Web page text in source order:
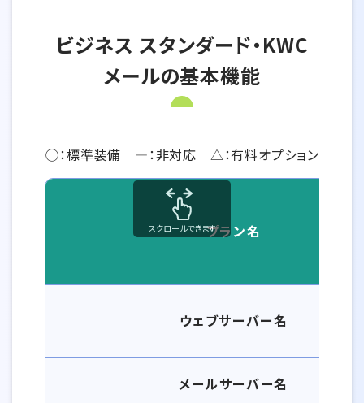
ビジネス スタンダード・KWC
メールの基本機能
◯：標準装備 ―：非対応 △：有料オプション
プラン名
ウェブサーバー名
メールサーバー名
スクロールできます